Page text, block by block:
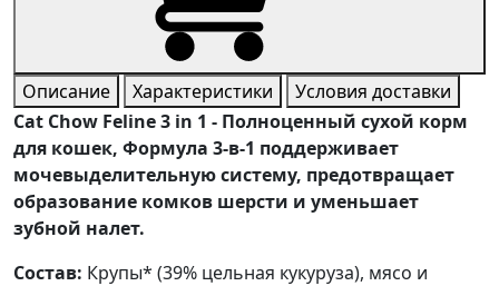
Описание Характеристики
Условия доставки
Cat Chow Feline 3 in 1 - Полноценный сухой корм
для кошек, Формула 3-в-1 поддерживает
мочевыделительную систему, предотвращает
образование комков шерсти и уменьшает
зубной налет.
Состав: Крупы* (39% цельная кукуруза), мясо и